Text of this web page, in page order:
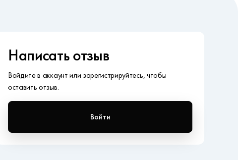
Написать отзыв
Войдите в аккаунт или зарегистрируйтесь, чтобы
оставить отзыв.
Войти